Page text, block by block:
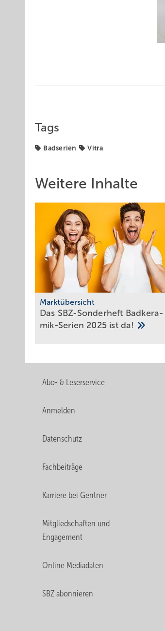
Tags
Badserien Vitra
Weitere Inhalte
Marktübersicht
Das SBZ-Sonder­heft Bad­ke­ra­
mik-Serien 2025 ist da!
Abo- & Leserservice
Anmelden
Datenschutz
Fachbeiträge
Karriere bei Gentner
Mitgliedschaften und
Engagement
Online Mediadaten
SBZ abonnieren